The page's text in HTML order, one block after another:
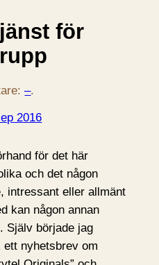
för
–.
2016
för det här
och det någon
intressant eller allmänt
kan någon annan
Själv började jag
nyhetsbrev om